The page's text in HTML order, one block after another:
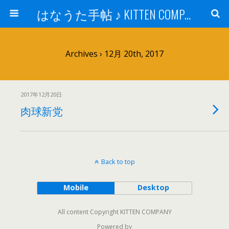
はなうた手帖 ♪ KITTEN COMPANY
Archives › 12月 20th, 2017
2017年12月20日
肉球新党
Back to top
Mobile Desktop
All content Copyright KITTEN COMPANY
Powered by